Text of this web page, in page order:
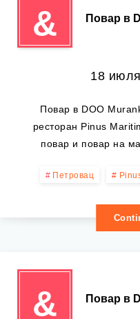
& Повар в
18
Повар в DOO
ресторан Pinus
повар и повар на
Петровац
& Повар в